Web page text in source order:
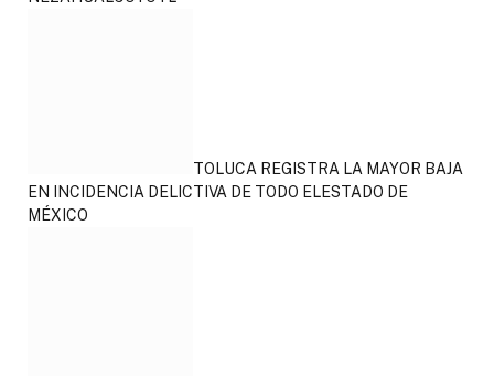
TOLUCA REGISTRA LA MAYOR BAJA
EN INCIDENCIA DELICTIVA DE TODO ELESTADO DE
MÉXICO